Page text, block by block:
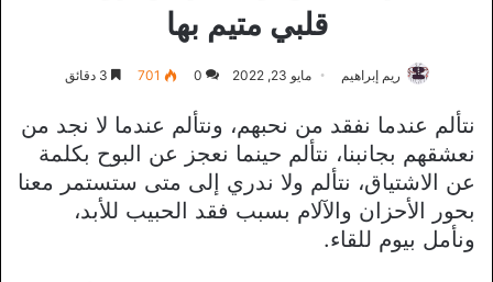
قلبي متيم بها
ريم إبراهيم مايو 23, 2022 0
701
نتألم عندما نفقد من نحبهم، ونتألم عندما لا نجد من
نعشقهم بجانبنا، نتألم حينما نعجز عن البوح بكلمة
عن الاشتياق، نتألم ولا ندري إلى متى ستستمر معنا
بحور الأحزان والآلام بسبب فقد الحبيب للأبد،
ونأمل بيوم للقاء.